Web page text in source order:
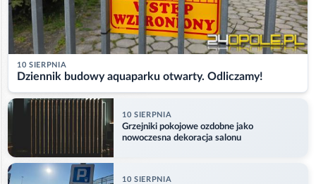
10 SIERPNIA
Dziennik budowy aquaparku otwarty. Odliczamy!
10 SIERPNIA
Grzejniki pokojowe ozdobne jako
nowoczesna dekoracja salonu
10 SIERPNIA